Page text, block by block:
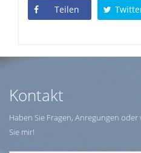
Teilen
Kontakt
Haben Sie Fragen, Anregungen
Sie mir!